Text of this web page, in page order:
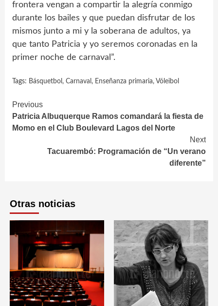
frontera vengan a compartir la alegría conmigo
durante los bailes y que puedan disfrutar de los
mismos junto a mi y la soberana de adultos, ya
que tanto Patricia y yo seremos coronadas en la
primer noche de carnaval”.
Tags: Básquetbol , Carnaval , Enseñanza primaria, Vóleibol
Continue
Reading
Previous
Patricia Albuquerque Ramos comandará la fiesta de
Momo en el Club Boulevard Lagos del Norte
Next
Tacuarembó: Programación de “Un verano
diferente”
Otras noticias